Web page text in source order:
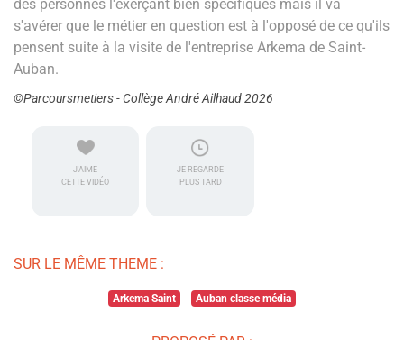
des personnes l'exerçant bien spécifiques mais il va
s'avérer que le métier en question est à l'opposé de ce qu'ils
pensent suite à la visite de l'entreprise Arkema de Saint-
Auban.
©Parcoursmetiers - Collège André Ailhaud 2026
J'AIME
CETTE VIDÉO
JE REGARDE
PLUS TARD
SUR LE MÊME THEME :
Arkema Saint Auban classe média